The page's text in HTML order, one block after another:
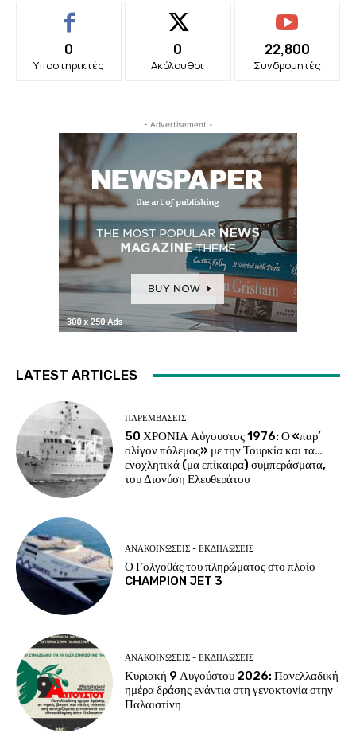
0
Υποστηρικτές
0
Ακόλουθοι
22,800
Συνδρομητές
- Advertisement -
LATEST ARTICLES
ΠΑΡΕΜΒΑΣΕΙΣ
50 ΧΡΟΝΙΑ Αύγουστος 1976: Ο «παρ’
ολίγον πόλεμος» με την Τουρκία και τα…
ενοχλητικά (μα επίκαιρα) συμπεράσματα,
του Διονύση Ελευθεράτου
ΑΝΑΚΟΙΝΩΣΕΙΣ - ΕΚΔΗΛΩΣΕΙΣ
Ο Γολγοθάς του πληρώματος στο πλοίο
CHAMPION JET 3
ΑΝΑΚΟΙΝΩΣΕΙΣ - ΕΚΔΗΛΩΣΕΙΣ
Κυριακή 9 Αυγούστου 2026: Πανελλαδική
ημέρα δράσης ενάντια στη γενοκτονία στην
Παλαιστίνη